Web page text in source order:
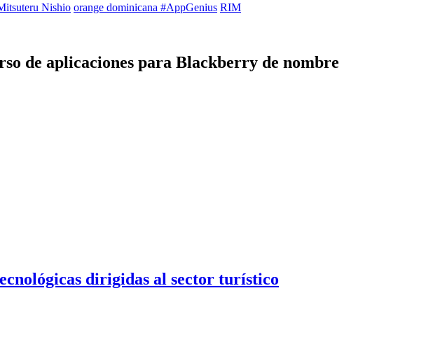
Nishio orange dominicana #AppGenius RIM
de aplicaciones para Blackberry de nombre
dirigidas al sector turístico